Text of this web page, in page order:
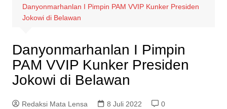
Danyonmarhanlan I Pimpin PAM VVIP Kunker Presiden
Jokowi di Belawan
Danyonmarhanlan I Pimpin
PAM VVIP Kunker Presiden
Jokowi di Belawan
Redaksi Mata Lensa 8 Juli 2022
0